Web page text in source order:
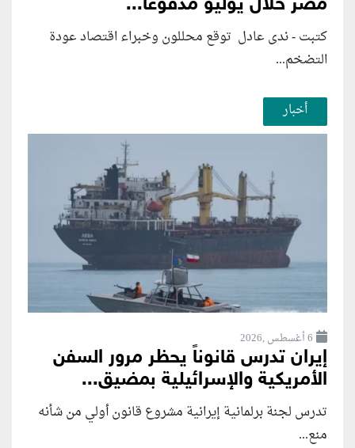
مصر خلال يوليو مدفوعًا...
كتبت - ندى عادل توقع محللون وخبراء اقتصاد عودة
التضخم...
أخبار
6 أغسطس ,2026
إيران تدرس قانوناً يحظر مرور السفن
الأمريكية والإسرائيلية بمضيق...
تدرس لجنة برلمانية إيرانية مشروع قانون ⁠أولي من شأنه
منع...